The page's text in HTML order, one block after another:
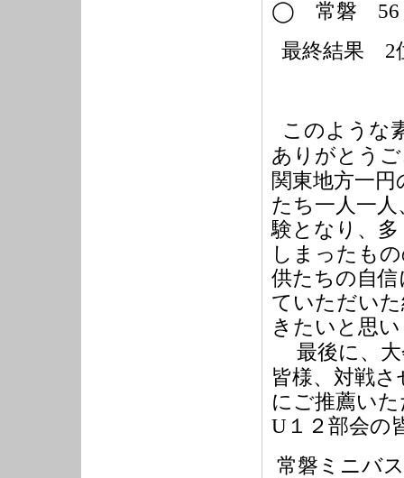
◯ 常磐 56
最終結果 2
このような
ありがとう
関東地方一
たち一人一
験となり、
しまったも
供たちの自
ていただい
きたいと思
最後に、
皆様、対戦
にご推薦い
U １２部会の
常磐ミニバ